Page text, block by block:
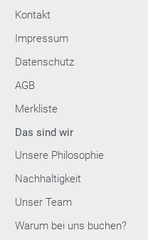
Kontakt
Impressum
Datenschutz
AGB
Merkliste
Das sind wir
Unsere Philosophie
Nachhaltigkeit
Unser Team
Warum bei uns buchen?